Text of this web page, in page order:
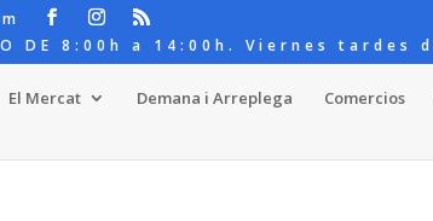
DE 8:00h a 14:00h. Viernes tardes
El Mercat Demana i Arreplega Comercios